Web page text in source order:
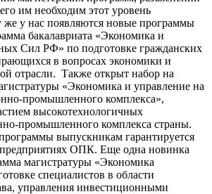
им необходим этот уровень
же у нас появляются новые программы
бакалавриата «Экономика и
Сил РФ» по подготовке гражданских
в вопросах экономики и
отрасли. Также открыт набор на
«Экономика и управление на
промышленного комплекса»,
высокотехнологичных
промышленного комплекса страны.
выпускникам гарантируется
предприятиях ОПК. Еще одна новинка
магистратуры «Экономика
специалистов в области
управления инвестиционными